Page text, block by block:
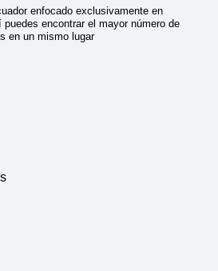
enfocado exclusivamente en
encontrar el mayor número de
en un mismo lugar